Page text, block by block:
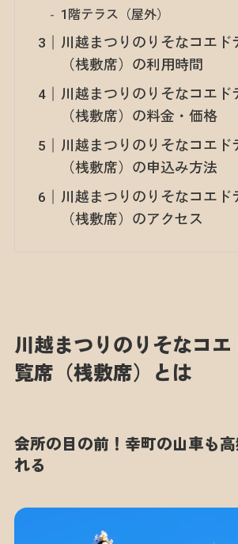
1階テラス（屋外）
川越まつりのりそなコエド
（桟敷席）の利用時間
川越まつりのりそなコエド
（桟敷席）の料金・価格
川越まつりのりそなコエド
（桟敷席）の申込み方法
川越まつりのりそなコエド
（桟敷席）のアクセス
川越まつりのりそなコ
覧席（桟敷席）とは
会所の目の前！幸町の山車も
れる